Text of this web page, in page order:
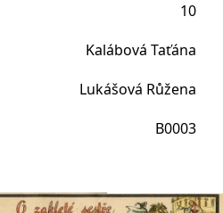
10
Kalábová Taťána
Lukášová Růžena
B0003